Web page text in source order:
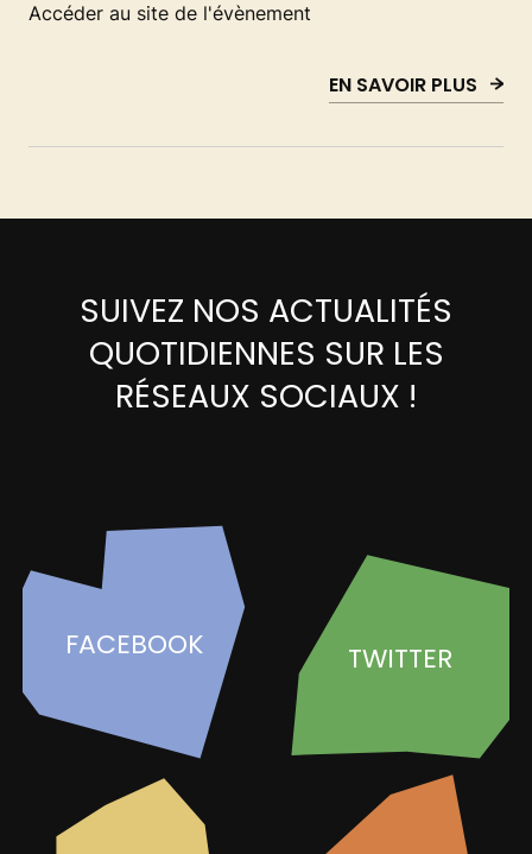
Accéder au site de l'évènement
EN SAVOIR PLUS
SUIVEZ NOS ACTUALITÉS
QUOTIDIENNES SUR LES
RÉSEAUX SOCIAUX !
FACEBOOK TWITTER